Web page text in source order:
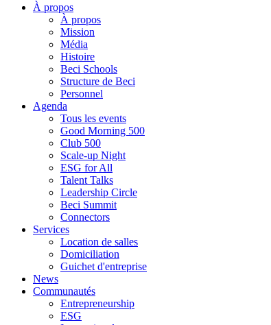
À propos
À propos
Mission
Média
Histoire
Beci Schools
Structure de Beci
Personnel
Agenda
Tous les events
Good Morning 500
Club 500
Scale-up Night
ESG for All
Talent Talks
Leadership Circle
Beci Summit
Connectors
Services
Location de salles
Domiciliation
Guichet d'entreprise
News
Communautés
Entrepreneurship
ESG